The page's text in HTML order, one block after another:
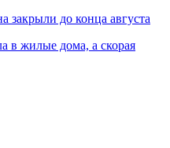
закрыли до конца августа
в жилые дома, а скорая